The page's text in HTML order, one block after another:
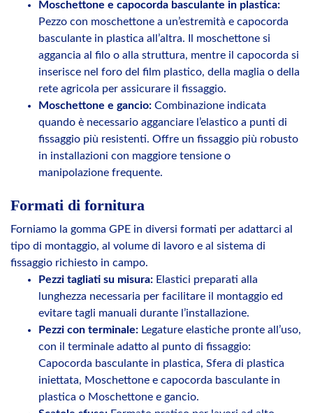
Moschettone e capocorda basculante in plastica:
Pezzo con moschettone a un’estremità e capocorda
basculante in plastica all’altra. Il moschettone si
aggancia al filo o alla struttura, mentre il capocorda si
inserisce nel foro del film plastico, della maglia o della
rete agricola per assicurare il fissaggio.
Moschettone e gancio: Combinazione indicata
quando è necessario agganciare l’elastico a punti di
fissaggio più resistenti. Offre un fissaggio più robusto
in installazioni con maggiore tensione o
manipolazione frequente.
Formati di fornitura
Forniamo la gomma GPE in diversi formati per adattarci al
tipo di montaggio, al volume di lavoro e al sistema di
fissaggio richiesto in campo.
Pezzi tagliati su misura: Elastici preparati alla
lunghezza necessaria per facilitare il montaggio ed
evitare tagli manuali durante l’installazione.
Pezzi con terminale: Legature elastiche pronte all’uso,
con il terminale adatto al punto di fissaggio:
Capocorda basculante in plastica, Sfera di plastica
iniettata, Moschettone e capocorda basculante in
plastica o Moschettone e gancio.